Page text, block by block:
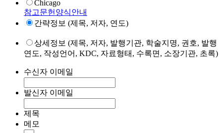
Chicago
참고문헌양식안내
간략정보 (제목, 저자, 연도)
상세정보 (제목, 저자, 발행기관, 학술지명, 권호, 발행
연도, 작성언어, KDC, 자료형태, 수록면, 소장기관, 초록)
수신자 이메일
발신자 이메일
제목
메모